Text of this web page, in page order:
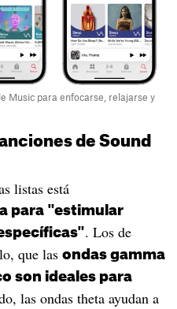
Music para enfocarse, relajarse y
de Sound
listas está
para "estimular
. Los de
que las ondas gamma
son ideales para
las ondas theta ayudan a